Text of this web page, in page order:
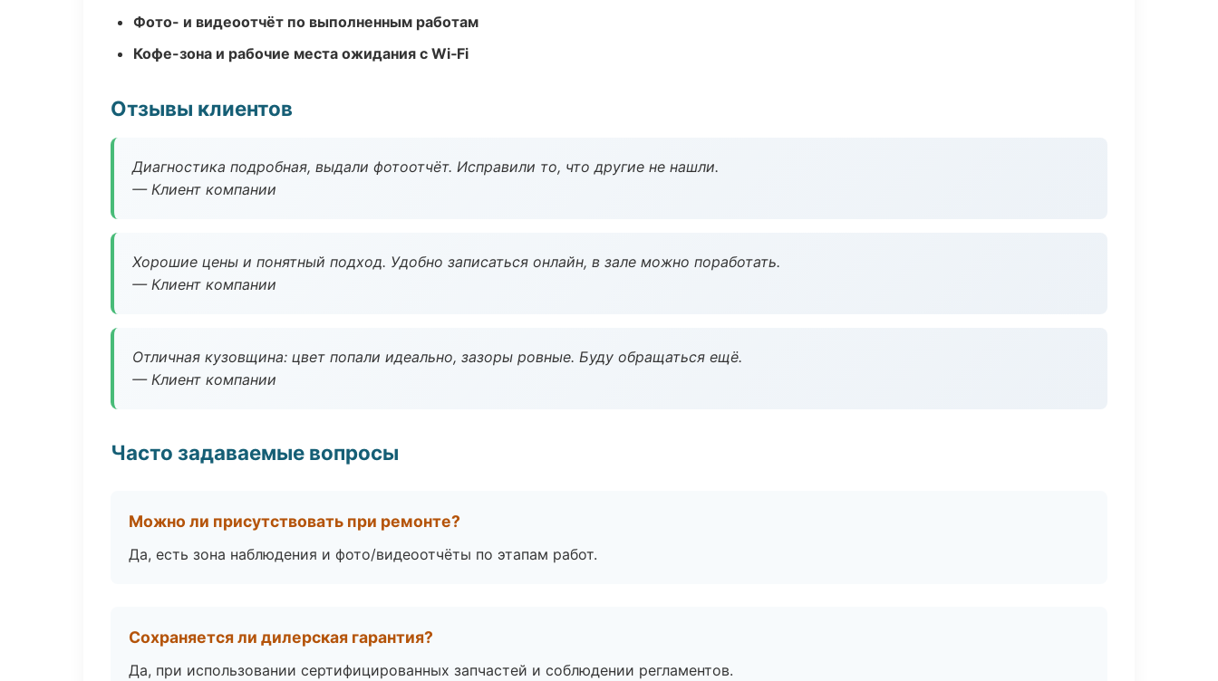
Фото- и видеоотчёт по выполненным работам
Кофе-зона и рабочие места ожидания с Wi‑Fi
Отзывы клиентов
Диагностика подробная, выдали фотоотчёт. Исправили то, что другие не нашли.
— Клиент компании
Хорошие цены и понятный подход. Удобно записаться онлайн, в зале можно поработать.
— Клиент компании
Отличная кузовщина: цвет попали идеально, зазоры ровные. Буду обращаться ещё.
— Клиент компании
Часто задаваемые вопросы
Можно ли присутствовать при ремонте?
Да, есть зона наблюдения и фото/видеоотчёты по этапам работ.
Сохраняется ли дилерская гарантия?
Да, при использовании сертифицированных запчастей и соблюдении регламентов.